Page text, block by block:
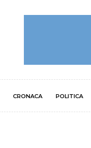
CRONACA POLITICA